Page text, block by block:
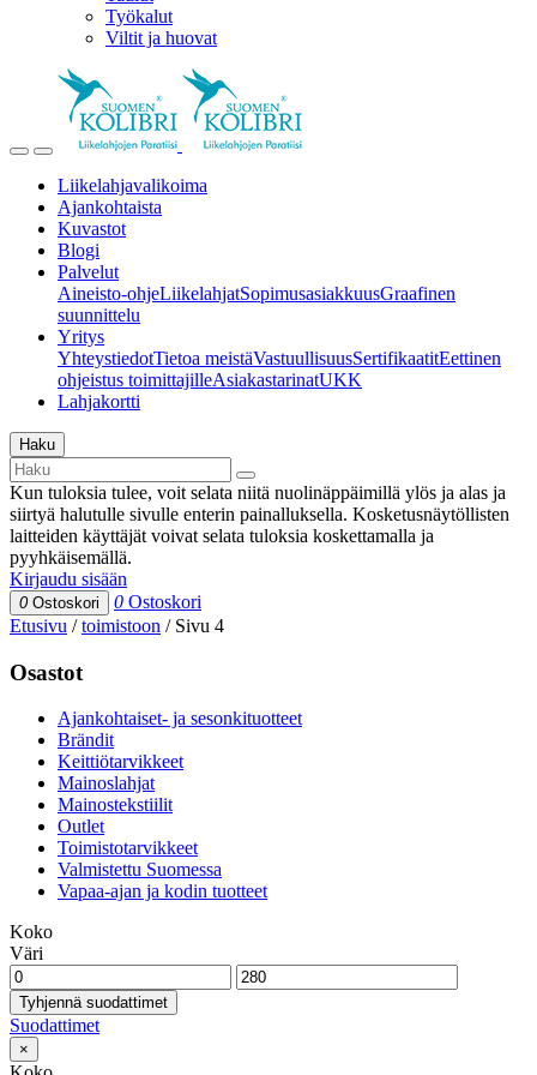
Työkalut
Viltit ja huovat
Liikelahjavalikoima
Ajankohtaista
Kuvastot
Blogi
Palvelut
Aineisto-ohjeLiikelahjatSopimusasiakkuusGraafinen
suunnittelu
Yritys
YhteystiedotTietoa meistäVastuullisuusSertifikaatitEettinen
ohjeistus toimittajilleAsiakastarinatUKK
Lahjakortti
Haku
Kun tuloksia tulee, voit selata niitä nuolinäppäimillä ylös ja alas ja
siirtyä halutulle sivulle enterin painalluksella. Kosketusnäytöllisten
laitteiden käyttäjät voivat selata tuloksia koskettamalla ja
pyyhkäisemällä.
Kirjaudu sisään
0 Ostoskori 0 Ostoskori
Etusivu /toimistoon / Sivu 4
Osastot
Ajankohtaiset- ja sesonkituotteet
Brändit
Keittiötarvikkeet
Mainoslahjat
Mainostekstiilit
Outlet
Toimistotarvikkeet
Valmistettu Suomessa
Vapaa-ajan ja kodin tuotteet
Koko
Väri
Tyhjennä suodattimet
Suodattimet
×